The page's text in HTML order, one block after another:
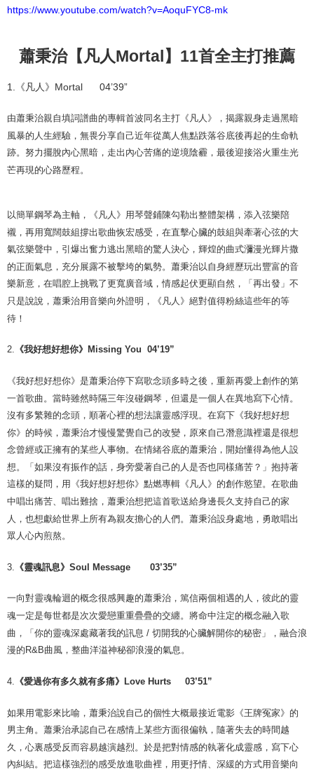
https://www.youtube.com/watch?v=AoquFYC8-mk
蕭秉治【凡人Mortal】 11首全主打推薦
1. 《凡人》 Mortal 04’39”
由蕭秉治親自填詞譜曲的專輯首波同名主打《凡人》，揭露親身走過黑暗
風暴的人生經驗，無畏分享自己近年從萬人焦點跌落谷底後再起的生命軌
跡。努力擺脫內心黑暗，走出內心苦痛的逆境陰霾，最後迎接浴火重生光
芒再現的心路歷程。
以簡單鋼琴為主軸，《凡人》用琴聲鋪陳勾勒出整體架構，添入弦樂陪
襯，再用寬闊鼓組撐出歌曲恢宏感受，在直擊心臟的鼓組與牽著心弦的大
氣弦樂聲中，引爆出奮力逃出黑暗的驚人決心，輝煌的曲式瀰漫光輝片撒
的正面氣息，充分展露不被擊垮的氣勢。蕭秉治以自身經歷玩出豐富的音
樂新意，在唱腔上挑戰了更寬廣音域，情感起伏更顯自然，「再出發」不
只是說說，蕭秉治用音樂向外證明，《凡人》絕對值得粉絲這些年的等
待！
2. 《我好想好想你》 Missing You 04’19”
《我好想好想你》是蕭秉治停下寫歌念頭多時之後，重新再愛上創作的第
一首歌曲。當時雖然時隔三年沒碰鋼琴，但還是一個人在異地寫下心情。
沒有多繁雜的念頭，順著心裡的想法讓靈感浮現。在寫下《我好想好想
你》的時候，蕭秉治才慢慢驚覺自己的改變，原來自己潛意識裡還是很想
念曾經或正擁有的某些人事物。在情緒谷底的蕭秉治，開始懂得為他人設
想。「如果沒有振作的話，身旁愛著自己的人是否也同樣痛苦？」抱持著
這樣的疑問，用《我好想好想你》點燃專輯《凡人》的創作慾望。在歌曲
中唱出痛苦、唱出難捨，蕭秉治想把這首歌送給身邊長久支持自己的家
人，也想獻給世界上所有為親友擔心的人們。蕭秉治設身處地，勇敢唱出
眾人心內煎熬。
3. 《靈魂訊息》 Soul Message 03’35”
一向對靈魂輪迴的概念很感興趣的蕭秉治，篤信兩個相遇的人，彼此的靈
魂一定是每世都是次次愛戀重重疊疊的交纏。將命中注定的概念融入歌
曲，「你的靈魂深處藏著我的訊息 / 切開我的心臟解開你的秘密」，融合浪
漫的R&B曲風，整曲洋溢神秘卻浪漫的氣息。
4. 《愛過你有多久就有多痛》 Love Hurts 03’51”
如果用電影來比喻，蕭秉治說自己的個性大概最接近電影《王牌冤家》的
男主角。蕭秉治承認自己在感情上某些方面很偏執，隨著失去的時間越
久，心裏感受反而容易越演越烈。於是把對情感的執著化成靈感，寫下心
內糾結。把這樣強烈的感受放進歌曲裡，用更抒情、深緩的方式用音樂向